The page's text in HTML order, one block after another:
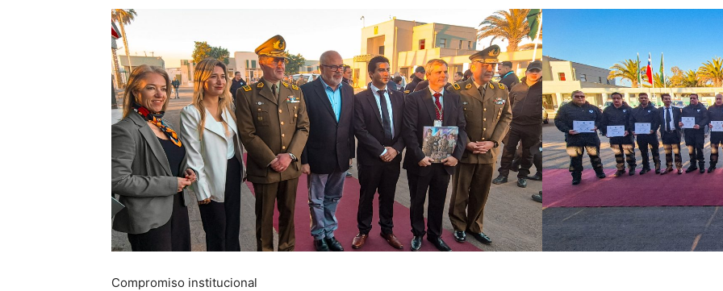
Compromiso institucional